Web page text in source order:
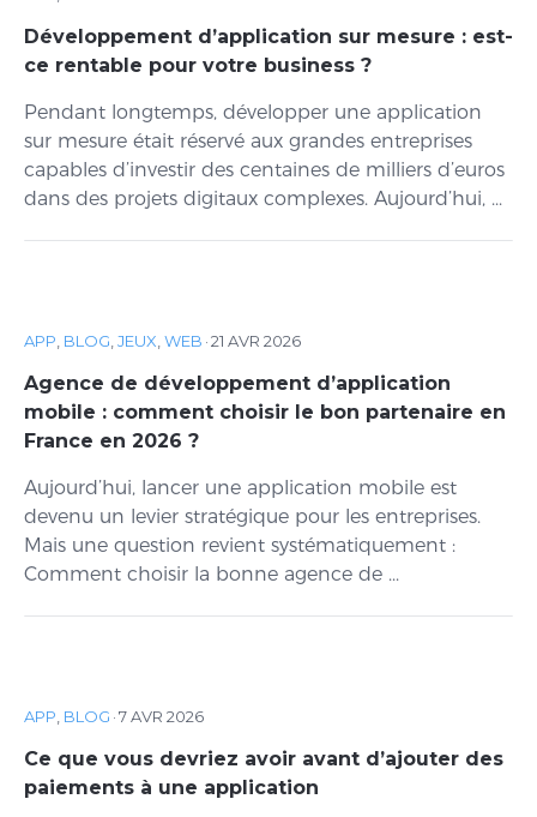
Développement d’application sur mesure : est-
ce rentable pour votre business ?
Pendant longtemps, développer une application
sur mesure était réservé aux grandes entreprises
capables d’investir des centaines de milliers d’euros
dans des projets digitaux complexes. Aujourd’hui, ...
APP, BLOG,JEUX,WEB ·21 AVR 2026
Agence de développement d’application
mobile : comment choisir le bon partenaire en
France en 2026 ?
Aujourd’hui, lancer une application mobile est
devenu un levier stratégique pour les entreprises.
Mais une question revient systématiquement :
Comment choisir la bonne agence de ...
APP, BLOG ·7 AVR 2026
Ce que vous devriez avoir avant d’ajouter des
paiements à une application